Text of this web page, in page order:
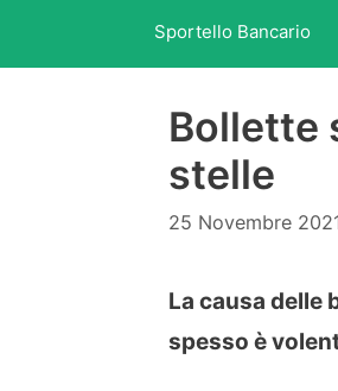
Sportello Bancario
Bollette
stelle
25 Novembre
La causa delle
spesso è